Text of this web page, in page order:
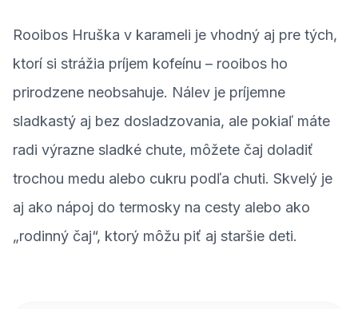
Rooibos Hruška v karameli je vhodný aj pre tých,
ktorí si strážia príjem kofeínu – rooibos ho
prirodzene neobsahuje. Nálev je príjemne
sladkastý aj bez dosladzovania, ale pokiaľ máte
radi výrazne sladké chute, môžete čaj doladiť
trochou medu alebo cukru podľa chuti. Skvelý je
aj ako nápoj do termosky na cesty alebo ako
„rodinný čaj“, ktorý môžu piť aj staršie deti.